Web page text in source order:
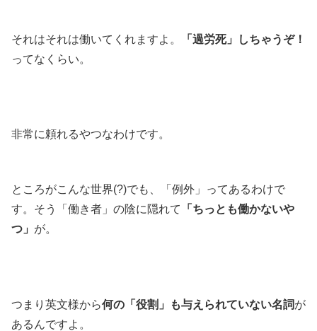
それはそれは働いてくれますよ。
「過労死」しちゃうぞ！
ってなくらい。
非常に頼れるやつなわけです。
ところがこんな世界(?)でも、「例外」ってあるわけで
す。そう「働き者」の陰に隠れて
「ちっとも働かないや
つ」 が。
つまり英文様から何の「役割」も与えられていない名詞が
あるんですよ。